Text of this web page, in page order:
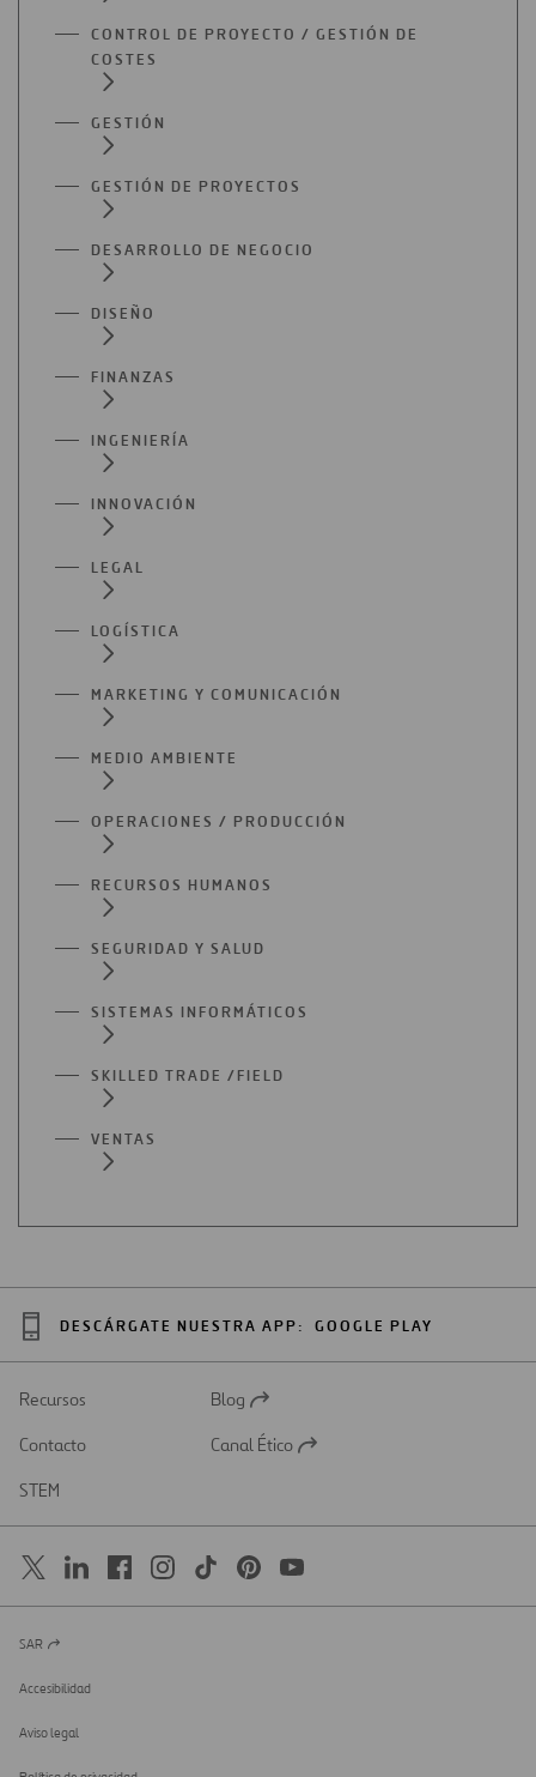
CONTROL DE PROYECTO / GESTIÓN DE
COSTES
GESTIÓN
GESTIÓN DE PROYECTOS
DESARROLLO DE NEGOCIO
DISEÑO
FINANZAS
INGENIERÍA
INNOVACIÓN
LEGAL
LOGÍSTICA
MARKETING Y COMUNICACIÓN
MEDIO AMBIENTE
OPERACIONES / PRODUCCIÓN
RECURSOS HUMANOS
SEGURIDAD Y SALUD
SISTEMAS INFORMÁTICOS
SKILLED TRADE /FIELD
VENTAS
DESCÁRGATE NUESTRA APP: GOOGLE PLAY
Recursos
Abrir
una
Blog
Contacto
Abrir
Canal Ético
STEM
Abrir
una
nueva
SAR
Accesibilidad
Aviso legal